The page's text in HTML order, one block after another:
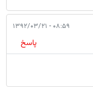
۰۸:۵۹ - ۱۳۹۲/۰۳/۲۱
پاسخ